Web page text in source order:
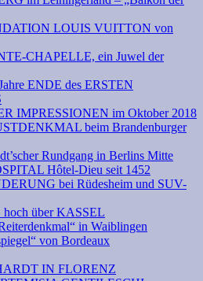
LOUIS VUITTON von
CHAPELLE, ein Juwel der
ENDE des ERSTEN
IMPRESSIONEN im Oktober 2018
beim Brandenburger
Rundgang in Berlins Mitte
Hôtel-Dieu seit 1452
bei Rüdesheim und SUV-
über KASSEL
in Waiblingen
von Bordeaux
IN FLORENZ